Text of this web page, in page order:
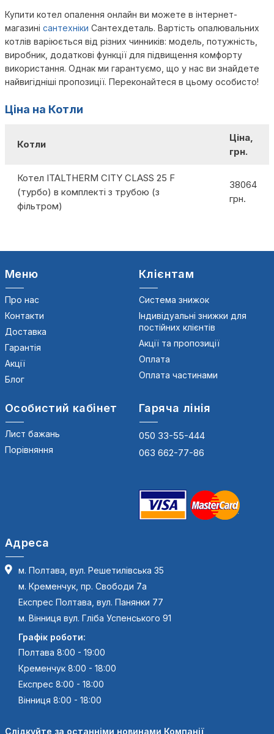
Купити котел опалення онлайн ви можете в інтернет-
магазині сантехніки Сантехдеталь. Вартість опалювальних
котлів варіюється від різних чинників: модель, потужність,
виробник, додаткові функції для підвищення комфорту
використання. Однак ми гарантуємо, що у нас ви знайдете
найвигідніші пропозиції. Переконайтеся в цьому особисто!
Ціна на Котли
Котли
Ціна,
грн.
Котел ITALTHERM CITY CLASS 25 F
(турбо) в комплекті з трубою (з
фільтром)
38064
грн.
Меню
Про нас
Контакти
Доставка
Гарантія
Акції
Блог
Клієнтам
Система знижок
Індивідуальні знижки для
постійних клієнтів
Акції та пропозиції
Оплата
Оплата частинами
Особистий кабінет
Лист бажань
Порівняння
Гаряча лінія
050 33-55-444
063 662-77-86
Адреса
м. Полтава, вул. Решетилівська 35
м. Кременчук, пр. Свободи 7а
Експрес Полтава, вул. Панянки 77
м. Вінниця вул. Гліба Успенського 91
Графік роботи:
Полтава 8:00 - 19:00
Кременчук 8:00 - 18:00
Експрес 8:00 - 18:00
Вінниця 8:00 - 18:00
Слідкуйте за останніми новинами Компанії